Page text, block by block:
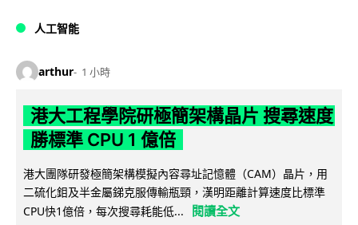
人工智能
arthur 1 小時
港大工程學院研極簡架構晶片 搜尋速度
勝標準 CPU 1 億倍
港大團隊研發極簡架構模擬內容尋址記憶體（CAM）晶片，用
二硫化鉬及半金屬銻克服傳輸瓶頸，漢明距離計算速度比標準
CPU快1億倍，每次搜尋耗能低...
閱讀全文